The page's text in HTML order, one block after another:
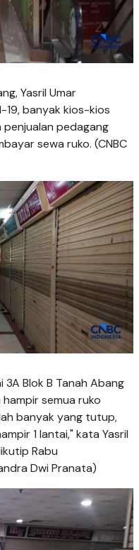
Yasril Umar
19, banyak kios-kios
pedagang
sewa ruko. (CNBC
Blok B Tanah Abang
semua ruko
banyak yang tutup,
1 lantai," kata Yasril
Rabu
Dwi Pranata)